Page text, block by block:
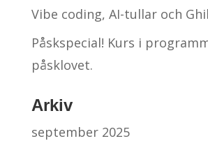
Vibe coding, AI-tullar och
Påskspecial! Kurs i
påsklovet.
Arkiv
september 2025